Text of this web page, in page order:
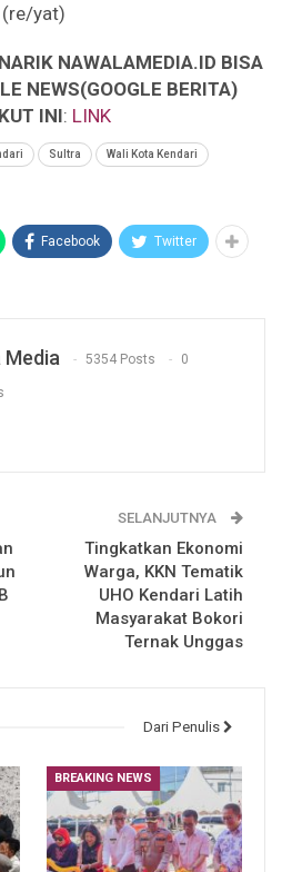
(re/yat)
NAWALAMEDIA.ID BISA
NEWS(GOOGLE BERITA)
INI: LINK
Sultra Wali Kota Kendari
Facebook Twitter
Media 5354 Posts 0
SELANJUTNYA
Tingkatkan Ekonomi
Warga, KKN Tematik
UHO Kendari Latih
Masyarakat Bokori
Ternak Unggas
Dari Penulis
BREAKING NEWS